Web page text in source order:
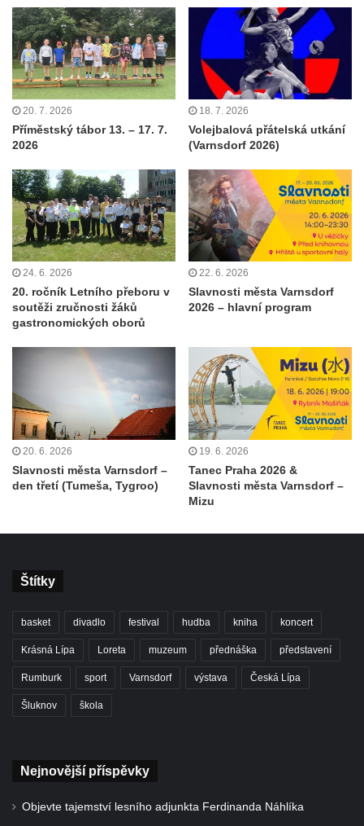
20. 7. 2026
Příměstský tábor 13. – 17. 7.
2026
18. 7. 2026
Volejbalová přátelská utkání
(Varnsdorf 2026)
24. 6. 2026
20. ročník Letního přeboru v
soutěži zručnosti žáků
gastronomických oborů
22. 6. 2026
Slavnosti města Varnsdorf
2026 – hlavní program
20. 6. 2026
Slavnosti města Varnsdorf –
den třetí (Tumeša, Tygroo)
19. 6. 2026
Tanec Praha 2026 &
Slavnosti města Varnsdorf –
Mizu
Štítky
basket divadlo festival hudba kniha koncert
Krásná Lípa Loreta muzeum přednáška představení
Rumburk sport Varnsdorf výstava Česká Lípa
Šluknov škola
Nejnovější příspěvky
Objevte tajemství lesního adjunkta Ferdinanda Náhlíka